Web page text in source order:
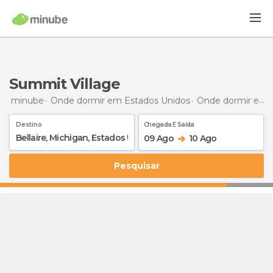
Summit Village
minube Onde dormir em Estados Unidos Onde dormir em Michigan
Destino Chegada E Saída
09 Ago 10 Ago
Pesquisar